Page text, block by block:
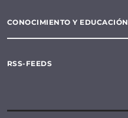
CONOCIMIENTO Y EDUCACIÓN
RSS-FEEDS